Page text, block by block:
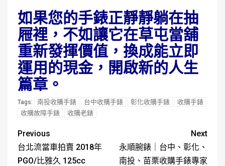
如果您的手錶正靜靜躺在抽
屜裡，不如讓它在草屯當舖
重新發揮價值，換成能立即
運用的現金，開啟新的人生
篇章。
Tags: 南投收購手錶 台中收購手錶 彰化收購手錶
收購手錶
收購故障手錶
收購老錶
Previous
台北流當車拍賣 2018年
PGO/比雅久 125cc
Next
永順腕錶｜台中、彰化、
南投、苗栗收購手錶專家